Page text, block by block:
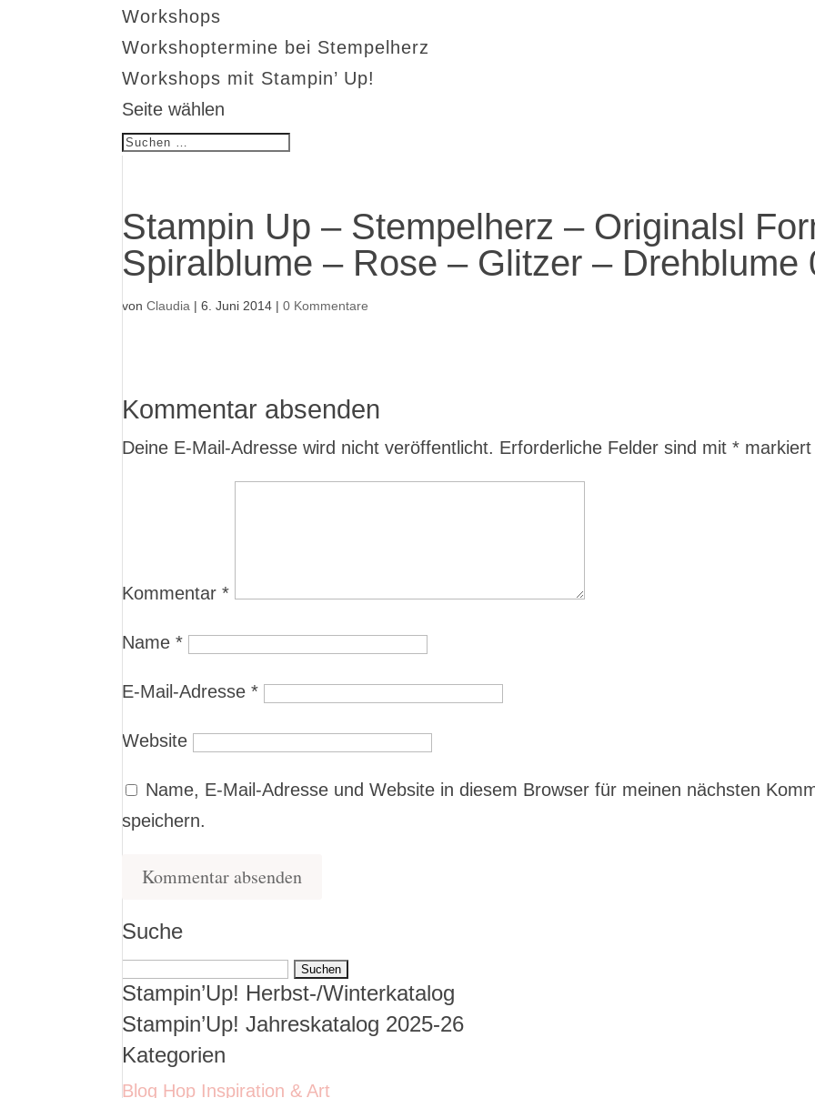
Workshops
Workshoptermine bei Stempelherz
Workshops mit Stampin’ Up!
Seite wählen
Stampin Up – Stempelherz – Originalsl
Spiralblume – Rose – Glitzer – Drehblume
vonClaudia |6. Juni 2014 |0 Kommentare
Kommentar absenden
Deine E-Mail-Adresse wird nicht veröffentlicht. Erforderliche Felder sind mit* markiert
Kommentar*
Name*
E-Mail-Adresse*
Website
Name, E-Mail-Adresse und Website in diesem Browser für meinen nächsten
speichern.
Suche
Suchen
nach:
Stampin’Up! Herbst-/Winterkatalog
Stampin’Up! Jahreskatalog 2025-26
Kategorien
Blog Hop Inspiration & Art